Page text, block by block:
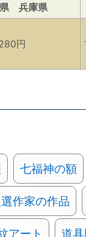
兵庫県
円
七福神の額
作家の作品
アート 道